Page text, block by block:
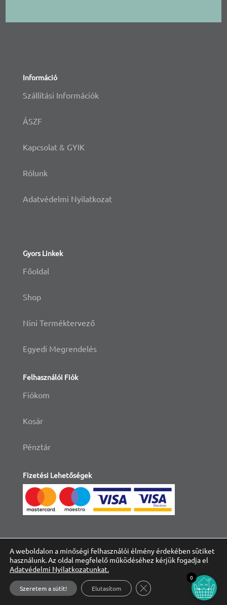
Információ
Szállítási Információk
ÁSZF
Kapcsolat & GYIK
Rólunk
Adatvédelmi Nyilatkozat
Gyors Linkek
Főoldal
Shop
Nini Terméktervező
Egyedi Megrendelés
Felhasználói Fiók
Fiókom
Kosár
Pénztár
Fizetési Lehetőségek
© 2021 Ninikuckó, Minden Jog Fenntartva
A weboldalon a minőségi felhasználói élmény érdekében sütiket
használunk. Az oldal megfelelő működéséhez kérjük fogadja el
Adatvédelmi Nyilatkozatunkat.
Szeretem a sütit! Elutasítom Close GDPR Cookie
0